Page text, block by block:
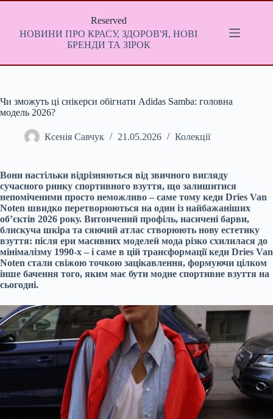
Перейти
Reserved
НОВИНИ ПРО КРАСУ, ЗДОРОВ'Я, НОВІ
БРЕНДИ ТА ЗІРОК
Чи зможуть ці снікерси обігнати Adidas Samba: головна
модель 2026?
Ксенія Савчук 21.05.2026 Колекції
Вони настільки відрізняються від звичного вигляду
сучасного ринку спортивного взуття, що залишитися
непоміченими просто неможливо – саме тому кеди Dries Van
Noten швидко перетворюються на один із найбажаніших
об’єктів 2026 року. Витончений профіль, насичені барви,
блискуча шкіра та сяючий атлас створюють нову естетику
взуття: після ери масивних моделей мода різко схилилася до
мінімалізму 1990-х – і саме в цій трансформації кеди Dries Van
Noten стали свіжою точкою зацікавлення, формуючи цілком
інше бачення того, яким має бути модне спортивне взуття на
сьогодні.